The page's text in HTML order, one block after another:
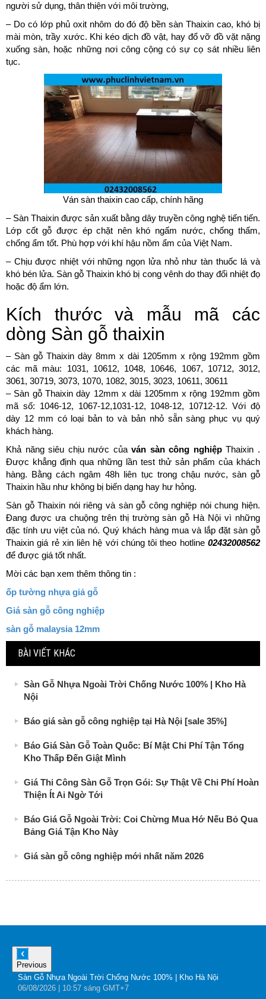
người sử dụng, thân thiện với môi trường,
– Do có lớp phủ oxit nhôm do đó độ bền sàn Thaixin cao, khó bị
mài mòn, trầy xước. Khi kéo dịch đồ vật, hay đổ vỡ đồ vặt nặng
xuống sàn, hoặc những nơi công cộng có sự cọ sát nhiều liên
tục.
Ván sàn thaixin cao cấp, chính hãng
– Sàn Thaixin được sản xuất bằng dây truyền công nghệ tiến tiến.
Lớp cốt gỗ được ép chặt nên khó ngấm nước, chống thấm,
chống ẩm tốt. Phù hợp với khí hậu nồm ẩm của Việt Nam.
– Chịu được nhiệt với những ngọn lửa nhỏ như tàn thuốc lá và
khó bén lửa. Sàn gỗ Thaixin khó bị cong vênh do thay đổi nhiệt đọ
hoặc độ ẩm lớn.
Kích thước và mẫu mã các
dòng Sàn gỗ thaixin
– Sàn gỗ Thaixin dày 8mm x dài 1205mm x rộng 192mm gồm
các mã màu: 1031, 10612, 1048, 10646, 1067, 10712, 3012,
3061, 30719, 3073, 1070, 1082, 3015, 3023, 10611, 30611
– Sàn gỗ Thaixin dày 12mm x dài 1205mm x rộng 192mm gồm
mã số: 1046-12, 1067-12,1031-12, 1048-12, 10712-12. Với độ
dày 12 mm có loại bản to và bản nhỏ sẵn sàng phục vụ quý
khách hàng.
Khả năng siêu chịu nước củaván sàn công nghiệpThaixin .
Được khẳng định qua những lần test thử sản phẩm của khách
hàng. Bằng cách ngâm 48h liên tục trong chậu nước, sàn gỗ
Thaixin hầu như không bị biến dạng hay hư hỏng.
Sàn gỗ Thaixin nói riêng và sàn gỗ công nghiệp nói chung hiện.
Đang được ưa chuộng trên thị trường sàn gỗ Hà Nội vì những
đặc tính ưu việt của nó. Quý khách hàng mua và lắp đặt sàn gỗ
Thaixin giá rẻ xin liên hệ với chúng tôi theo hotline 02432008562
để được giá tốt nhất.
Mời các bạn xem thêm thông tin :
ốp tường nhựa giả gỗ
Giá sàn gỗ công nghiệp
sàn gỗ malaysia 12mm
BÀI VIẾT KHÁC
Sàn Gỗ Nhựa Ngoài Trời Chống Nước 100% | Kho Hà
Nội
Báo giá sàn gỗ công nghiệp tại Hà Nội [sale 35%]
Báo Giá Sàn Gỗ Toàn Quốc: Bí Mật Chi Phí Tận Tổng
Kho Thấp Đến Giật Mình
Giá Thi Công Sàn Gỗ Trọn Gói: Sự Thật Về Chi Phí Hoàn
Thiện Ít Ai Ngờ Tới
Báo Giá Gỗ Ngoài Trời: Coi Chừng Mua Hớ Nếu Bỏ Qua
Bảng Giá Tận Kho Này
Giá sàn gỗ công nghiệp mới nhất năm 2026
Previous
Sàn Gỗ Nhựa Ngoài Trời Chống Nước 100% | Kho Hà Nội
06/08/2026 | 10:57 sáng GMT+7